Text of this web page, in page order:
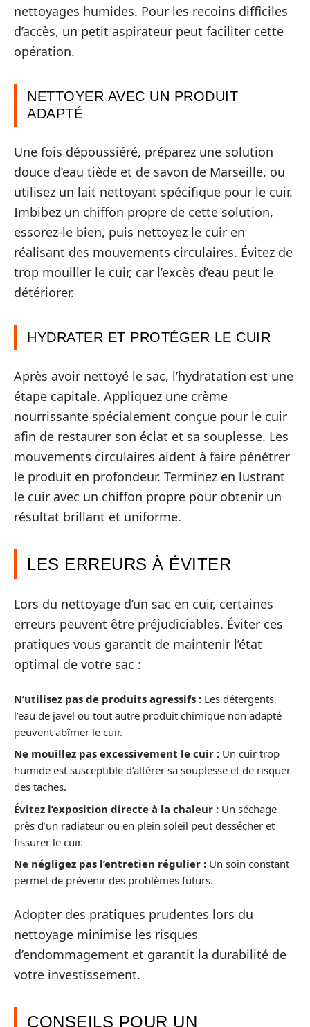
nettoyages humides. Pour les recoins difficiles
d’accès, un petit aspirateur peut faciliter cette
opération.
NETTOYER AVEC UN PRODUIT
ADAPTÉ
Une fois dépoussiéré, préparez une solution
douce d’eau tiède et de savon de Marseille, ou
utilisez un lait nettoyant spécifique pour le cuir.
Imbibez un chiffon propre de cette solution,
essorez-le bien, puis nettoyez le cuir en
réalisant des mouvements circulaires. Évitez de
trop mouiller le cuir, car l’excès d’eau peut le
détériorer.
HYDRATER ET PROTÉGER LE CUIR
Après avoir nettoyé le sac, l’hydratation est une
étape capitale. Appliquez une crème
nourrissante spécialement conçue pour le cuir
afin de restaurer son éclat et sa souplesse. Les
mouvements circulaires aident à faire pénétrer
le produit en profondeur. Terminez en lustrant
le cuir avec un chiffon propre pour obtenir un
résultat brillant et uniforme.
LES ERREURS À ÉVITER
Lors du nettoyage d’un sac en cuir, certaines
erreurs peuvent être préjudiciables. Éviter ces
pratiques vous garantit de maintenir l’état
optimal de votre sac :
N’utilisez pas de produits agressifs : Les détergents,
l’eau de javel ou tout autre produit chimique non adapté
peuvent abîmer le cuir.
Ne mouillez pas excessivement le cuir : Un cuir trop
humide est susceptible d’altérer sa souplesse et de risquer
des taches.
Évitez l’exposition directe à la chaleur : Un séchage
près d’un radiateur ou en plein soleil peut dessécher et
fissurer le cuir.
Ne négligez pas l’entretien régulier : Un soin constant
permet de prévenir des problèmes futurs.
Adopter des pratiques prudentes lors du
nettoyage minimise les risques
d’endommagement et garantit la durabilité de
votre investissement.
CONSEILS POUR UN